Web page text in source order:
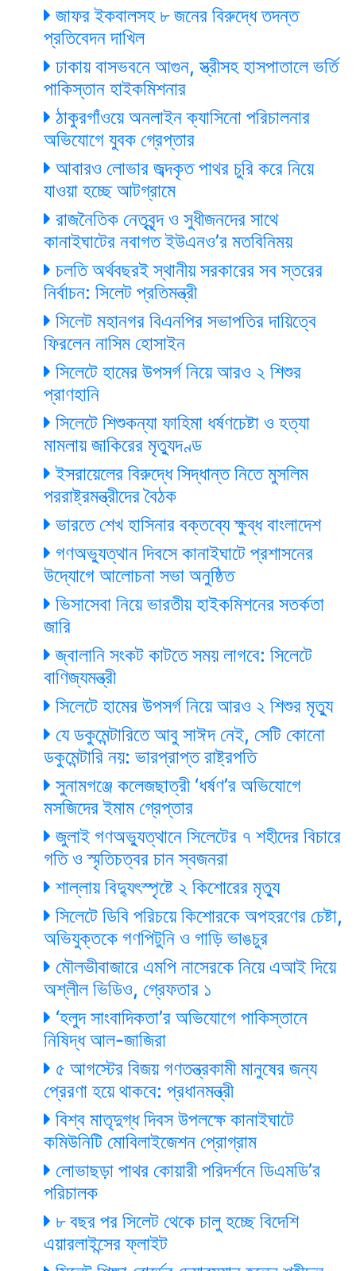
জাফর ইকবালসহ ৮ জনের বিরুদ্ধে তদন্ত
প্রতিবেদন দাখিল
ঢাকায় বাসভবনে আগুন, স্ত্রীসহ হাসপাতালে ভর্তি
পাকিস্তান হাইকমিশনার
ঠাকুরগাঁওয়ে অনলাইন ক্যাসিনো পরিচালনার
অভিযোগে যুবক গ্রেপ্তার
আবারও লোভার জব্দকৃত পাথর চুরি করে নিয়ে
যাওয়া হচ্ছে আটগ্রামে
রাজনৈতিক নেতৃবৃন্দ ও সুধীজনদের সাথে
কানাইঘাটের নবাগত ইউএনও’র মতবিনিময়
চলতি অর্থবছরই স্থানীয় সরকারের সব স্তরের
নির্বাচন: সিলেট প্রতিমন্ত্রী
সিলেট মহানগর বিএনপির সভাপতির দায়িত্বে
ফিরলেন নাসিম হোসাইন
সিলেটে হামের উপসর্গ নিয়ে আরও ২ শিশুর
প্রাণহানি
সিলেটে শিশুকন্যা ফাহিমা ধর্ষণচেষ্টা ও হত্যা
মামলায় জাকিরের মৃত্যুদণ্ড
ইসরায়েলের বিরুদ্ধে সিদ্ধান্ত নিতে মুসলিম
পররাষ্ট্রমন্ত্রীদের বৈঠক
ভারতে শেখ হাসিনার বক্তব্যে ক্ষুব্ধ বাংলাদেশ
গণঅভ্যুত্থান দিবসে কানাইঘাটে প্রশাসনের
উদ্যোগে আলোচনা সভা অনুষ্ঠিত
ভিসাসেবা নিয়ে ভারতীয় হাইকমিশনের সতর্কতা
জারি
জ্বালানি সংকট কাটতে সময় লাগবে: সিলেটে
বাণিজ্যমন্ত্রী
সিলেটে হামের উপসর্গ নিয়ে আরও ২ শিশুর মৃত্যু
যে ডকুমেন্টারিতে আবু সাঈদ নেই, সেটি কোনো
ডকুমেন্টারি নয়: ভারপ্রাপ্ত রাষ্ট্রপতি
সুনামগঞ্জে কলেজছাত্রী ‘ধর্ষণ’র অভিযোগে
মসজিদের ইমাম গ্রেপ্তার
জুলাই গণঅভ্যুত্থানে সিলেটের ৭ শহীদের বিচারে
গতি ও স্মৃতিচত্বর চান স্বজনরা
শাল্লায় বিদ্যুৎস্পৃষ্টে ২ কিশোরের মৃত্যু
সিলেটে ডিবি পরিচয়ে কিশোরকে অপহরণের চেষ্টা,
অভিযুক্তকে গণপিটুনি ও গাড়ি ভাঙচুর
মৌলভীবাজারে এমপি নাসেরকে নিয়ে এআই দিয়ে
অশ্লীল ভিডিও, গ্রেফতার ১
‘হলুদ সাংবাদিকতা’র অভিযোগে পাকিস্তানে
নিষিদ্ধ আল-জাজিরা
৫ আগস্টের বিজয় গণতন্ত্রকামী মানুষের জন্য
প্রেরণা হয়ে থাকবে: প্রধানমন্ত্রী
বিশ্ব মাতৃদুগ্ধ দিবস উপলক্ষে কানাইঘাটে
কমিউনিটি মোবিলাইজেশন প্রোগ্রাম
লোভাছড়া পাথর কোয়ারী পরিদর্শনে ডিএমডি’র
পরিচালক
৮ বছর পর সিলেট থেকে চালু হচ্ছে বিদেশি
এয়ারলাইন্সের ফ্লাইট